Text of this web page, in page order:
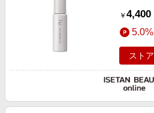
￥ 4,400
5.0%
スト